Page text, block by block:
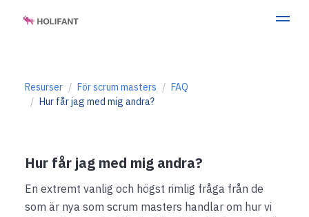
Resurser För scrum masters
FAQ
Hur får jag med mig andra?
Hur får jag med mig andra?
En extremt vanlig och högst rimlig fråga från de
som är nya som scrum masters handlar om hur vi